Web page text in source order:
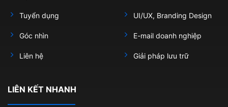
Tuyển dụng
Góc nhìn
Liên hệ
UI/UX, Branding Design
E-mail doanh nghiệp
Giải pháp lưu trữ
LIÊN KẾT NHANH